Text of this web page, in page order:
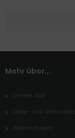
Mehr über...
Unsere AGB
Liefer- und
Widerrufsrecht